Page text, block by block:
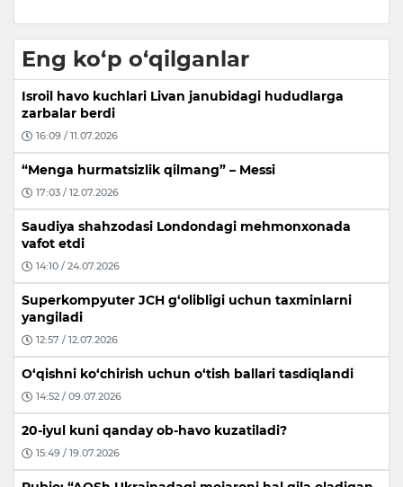
Eng ko‘p o‘qilganlar
Isroil havo kuchlari Livan janubidagi hududlarga
zarbalar berdi
16:09 / 11.07.2026
“Menga hurmatsizlik qilmang” – Messi
17:03 / 12.07.2026
Saudiya shahzodasi Londondagi mehmonxonada
vafot etdi
14:10 / 24.07.2026
Superkompyuter JCH g‘olibligi uchun taxminlarni
yangiladi
12:57 / 12.07.2026
O‘qishni ko‘chirish uchun o‘tish ballari tasdiqlandi
14:52 / 09.07.2026
20-iyul kuni qanday ob-havo kuzatiladi?
15:49 / 19.07.2026